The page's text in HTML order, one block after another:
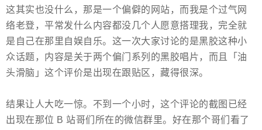
这其实也没什么，那是一个偏僻的网站，而我是个过气网
络老登，平常发什么内容都没几个人愿意搭理我，完全就
是自己在那里自娱自乐。这一次大家讨论的是黑胶这种小
众话题，内容是关于两个偏门系列的黑胶唱片，而且「油
头滑脑」这个评价是出现在跟贴区，藏得很深。
结果让人大吃一惊。不到一个小时，这个评论的截图已经
出现在那位 B 站哥们所在的微信群里。好在那个哥们看了